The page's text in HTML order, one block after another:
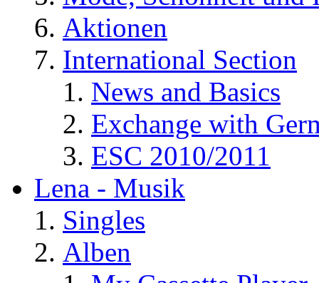
Aktionen
International Section
News and Basics
Exchange with
ESC 2010/2011
Lena - Musik
Singles
Alben